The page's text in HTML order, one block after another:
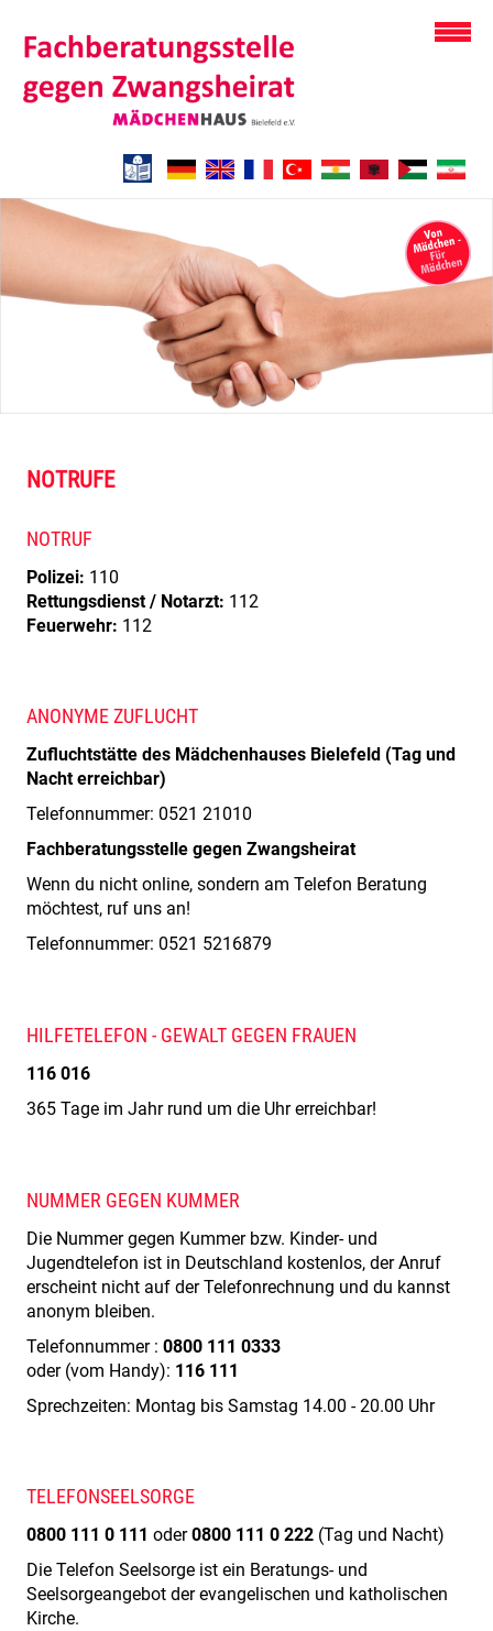
NOTRUFE
NOTRUF
Polizei: 110
Rettungsdienst / Notarzt: 112
Feuerwehr: 112
ANONYME ZUFLUCHT
Zufluchtstätte des Mädchenhauses Bielefeld (Tag und
Nacht erreichbar)
Telefonnummer: 0521 21010
Fachberatungsstelle gegen Zwangsheirat
Wenn du nicht online, sondern am Telefon Beratung
möchtest, ruf uns an!
Telefonnummer: 0521 5216879
HILFETELEFON - GEWALT GEGEN FRAUEN
116 016
365 Tage im Jahr rund um die Uhr erreichbar!
NUMMER GEGEN KUMMER
Die Nummer gegen Kummer bzw. Kinder- und
Jugendtelefon ist in Deutschland kostenlos, der Anruf
erscheint nicht auf der Telefonrechnung und du kannst
anonym bleiben.
Telefonnummer :0800 111 0333
oder (vom Handy): 116 111
Sprechzeiten: Montag bis Samstag 14.00 - 20.00 Uhr
TELEFONSEELSORGE
0800 111 0 111 oder0800 111 0 222 (Tag und Nacht)
Die Telefon Seelsorge ist ein Beratungs- und
Seelsorgeangebot der evangelischen und katholischen
Kirche.